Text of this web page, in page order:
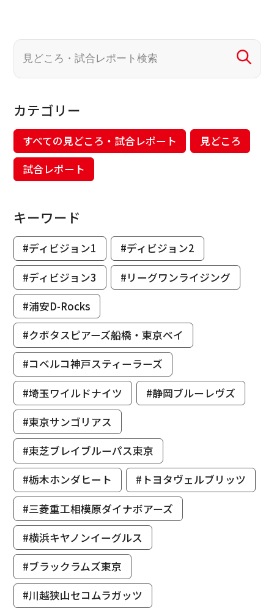
カテゴリー
すべての見どころ・試合レポート
見どころ
試合レポート
キーワード
#ディビジョン1
#ディビジョン2
#ディビジョン3
#リーグワンライジング
#浦安D-Rocks
#クボタスピアーズ船橋・東京ベイ
#コベルコ神戸スティーラーズ
#埼玉ワイルドナイツ
#静岡ブルーレヴズ
#東京サンゴリアス
#東芝ブレイブルーパス東京
#栃木ホンダヒート
#トヨタヴェルブリッツ
#三菱重工相模原ダイナボアーズ
#横浜キヤノンイーグルス
#ブラックラムズ東京
#川越狭山セコムラガッツ